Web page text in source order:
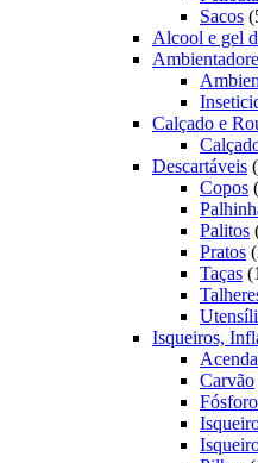
Sacos
Alcool e gel
Calçado e
Descartáveis
Copos
Palitos
Pratos
Taças 1
Isqueiros,
Carvão